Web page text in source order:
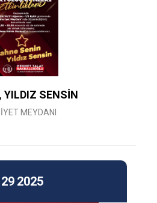
YILDIZ SENSİN
MEYDANI
29 2025